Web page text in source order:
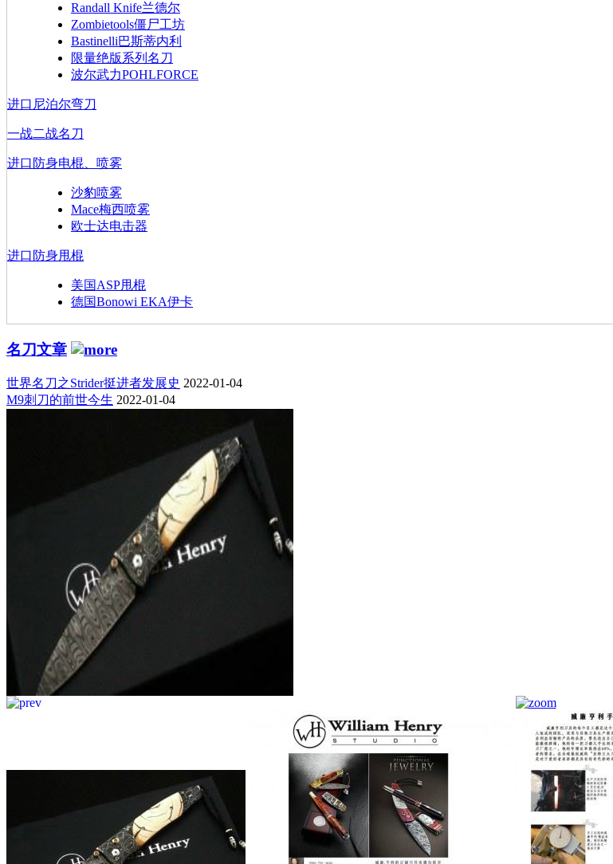
Randall Knife兰德尔
Zombietools僵尸工坊
Bastinelli巴斯蒂内利
限量绝版系列名刀
波尔武力POHLFORCE
进口尼泊尔弯刀
一战二战名刀
进口防身电棍、喷雾
沙豹喷雾
Mace梅西喷雾
欧士达电击器
进口防身甩棍
美国ASP甩棍
德国Bonowi EKA伊卡
名刀文章
世界名刀之Strider挺进者发展史 2022-01-04
M9刺刀的前世今生 2022-01-04